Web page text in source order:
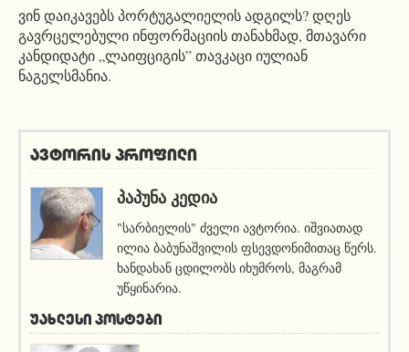
ვინ დაიკავებს პორტუგალიელის ადგილს? დღეს
გავრცელებული ინფორმაციის თანახმად, მთავარი
კანდიდატი „ლაიფციგის” თავკაცი იულიან
ნაგელსმანია.
ავტორის პროფილი
ᲞᲐᲞᲣᲜᲐ ᲙᲔᲓᲘᲐ
"სარბიელის" ძველი ავტორია. იშვიათად
ილია ბაბუნაშვილის ფსევდონიმითაც წერს.
ხანდახან ცდილობს იხუმროს, მაგრამ
უწყინარია.
ᲣᲐᲮᲚᲔᲡᲘ ᲞᲝᲡᲢᲔᲑᲘ